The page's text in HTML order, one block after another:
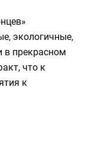
экологичные,
в прекрасном
что к
к